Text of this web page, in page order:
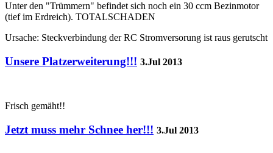
Unter den "Trümmern" befindet sich noch ein 30 ccm Bezinmotor
(tief im Erdreich). TOTALSCHADEN
Ursache: Steckverbindung der RC Stromversorung ist raus gerutscht
Unsere Platzerweiterung!!! 3.Jul 2013
Frisch gemäht!!
Jetzt muss mehr Schnee her!!! 3.Jul 2013